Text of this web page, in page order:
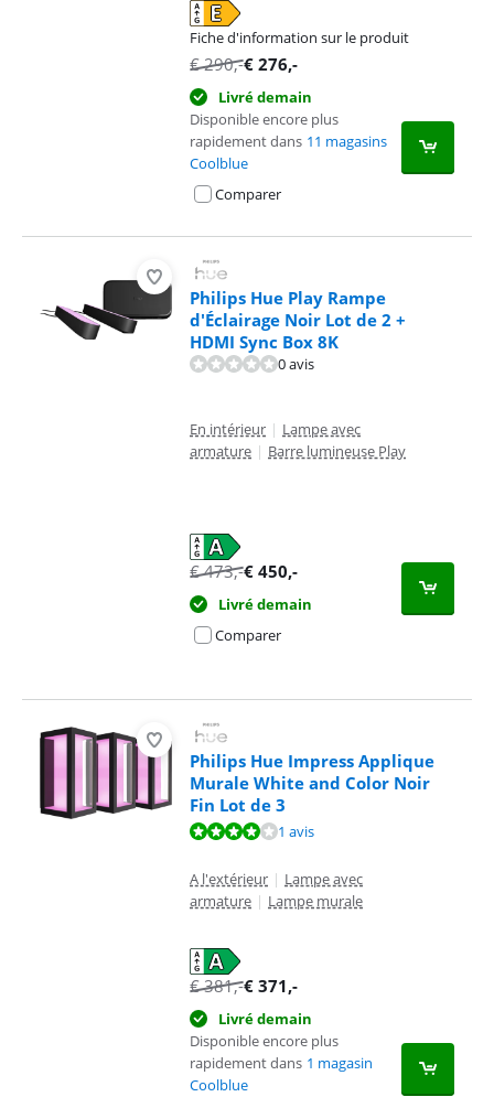
Fiche d'information sur le produit
s'ouvre dans un nouvel onglet
€290,-€ 276,-
Livré demain
Disponible encore plus
rapidement dans 11 magasins
Coolblue
Comparer
Philips Hue Play Rampe
d'Éclairage Noir Lot de 2 +
HDMI Sync Box 8K
0 avis
En intérieur | Lampe avec
armature | Barre lumineuse Play
€473,-€ 450,-
Livré demain
Comparer
Philips Hue Impress Applique
Murale White and Color Noir
Fin Lot de 3
La note est de 8,0 sur 10, basée sur 1 avis.1 avis
A l'extérieur | Lampe avec
armature | Lampe murale
€381,-€ 371,-
Livré demain
Disponible encore plus
rapidement dans 1 magasin
Coolblue